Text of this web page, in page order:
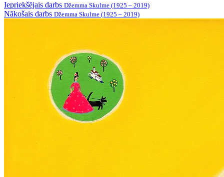
Iepriekšējais darbs Džemma Skulme (1925 – 2019)
Nākošais darbs Džemma Skulme (1925 – 2019)